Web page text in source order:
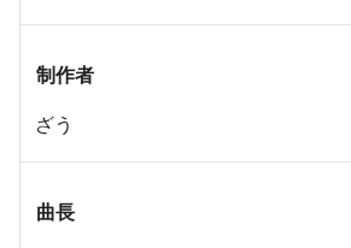
制作者
ざう
曲長